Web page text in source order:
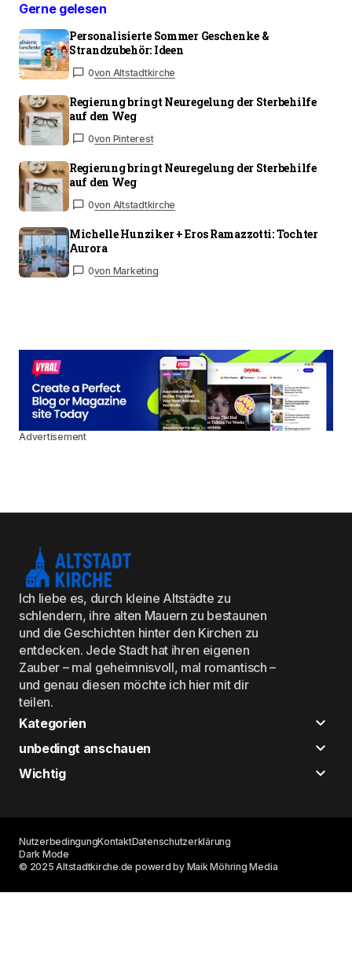
Gerne gelesen
Personalisierte Sommer Geschenke &
Strandzubehör: Ideen
0von Altstadtkirche
Regierung bringt Neuregelung der Sterbehilfe
auf den Weg
0von Pinterest
Regierung bringt Neuregelung der Sterbehilfe
auf den Weg
0von Altstadtkirche
Michelle Hunziker + Eros Ramazzotti: Tochter
Aurora
0von Marketing
Advertisement
Ich liebe es, durch kleine Altstädte zu
schlendern, ihre alten Mauern zu bestaunen
und die Geschichten hinter den Kirchen zu
entdecken. Jede Stadt hat ihren eigenen
Zauber – mal geheimnisvoll, mal romantisch –
und genau diesen möchte ich hier mit dir
teilen.
Kategorien
unbedingt anschauen
Wichtig
© 2025 Altstadtkirche.de powerd by Maik Möhring Media
NutzerbedingungKontaktDatenschutzerklärung
Dark Mode